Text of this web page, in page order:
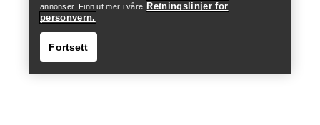
annonser. Finn ut mer i våre Retningslinjer for
personvern.
Fortsett